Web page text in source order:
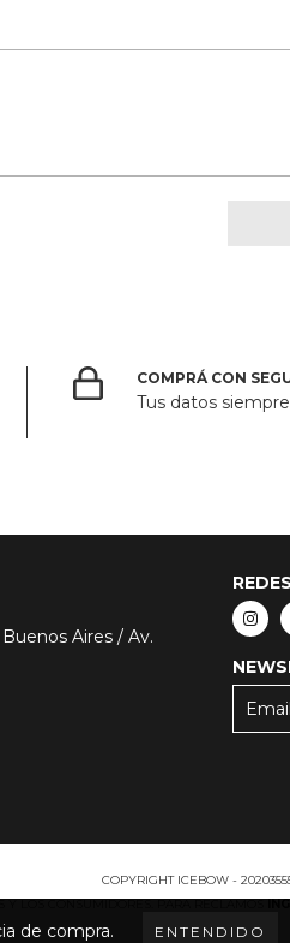
de compra. ENTENDIDO
COMPRÁ CON
Tus datos
Aires / Av.
COPYRIGHT ICEBOW -
Y LOS CONSUMIDORES. PARA RECLAMOS